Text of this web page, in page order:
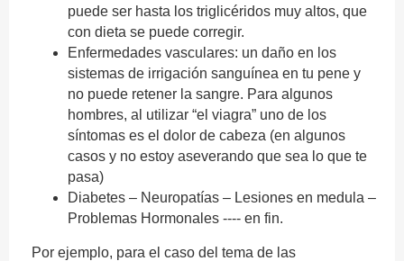
puede ser hasta los triglicéridos muy altos, que
con dieta se puede corregir.
Enfermedades vasculares: un daño en los
sistemas de irrigación sanguínea en tu pene y
no puede retener la sangre. Para algunos
hombres, al utilizar “el viagra” uno de los
síntomas es el dolor de cabeza (en algunos
casos y no estoy aseverando que sea lo que te
pasa)
Diabetes – Neuropatías – Lesiones en medula –
Problemas Hormonales ---- en fin.
Por ejemplo, para el caso del tema de las